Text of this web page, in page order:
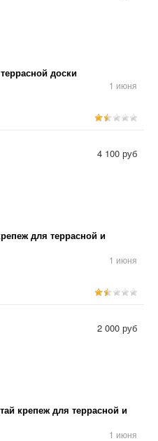
доски
1 июня
для террасной и
1 июня
4 100 руб
крепеж для террасной и
1 июня
2 000 руб